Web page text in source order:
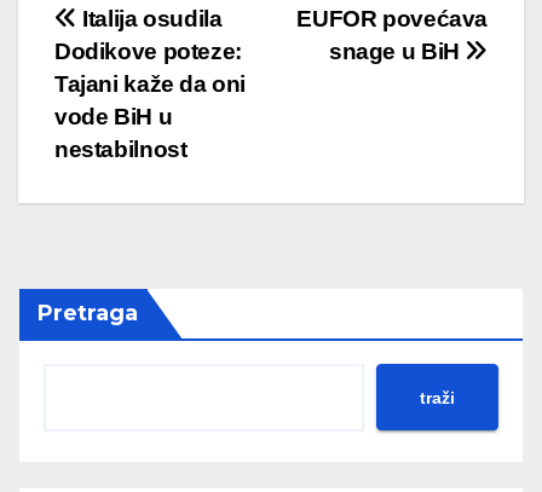
Post
navigation
EUFOR povećava
snage u BiH
Italija osudila
Dodikove poteze:
Tajani kaže da oni
vode BiH u
nestabilnost
Pretraga
traži